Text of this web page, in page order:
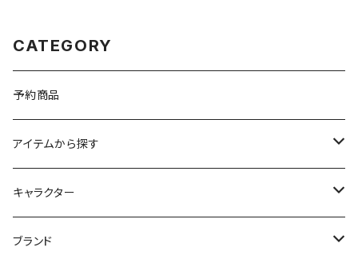
CATEGORY
予約商品
アイテムから探す
九谷焼
マグ＆カップ
キャラクター
ムーミン
ブランド